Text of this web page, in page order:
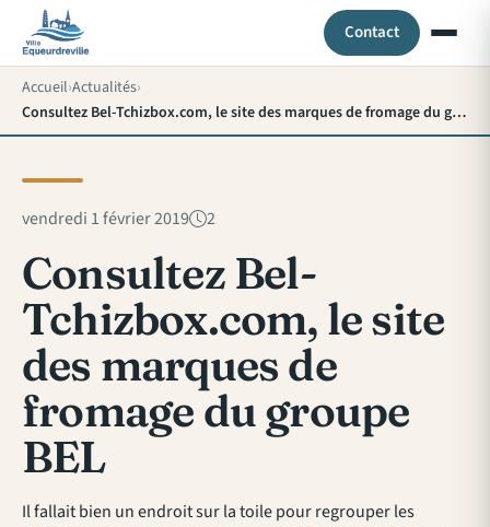
Contact
Accueil Actualités
Consultez Bel-Tchizbox.com, le site des marques de fromage du groupe BEL
vendredi 1 février 2019 2
Consultez Bel-
Tchizbox.com, le site
des marques de
fromage du groupe
BEL
Il fallait bien un endroit sur la toile pour regrouper les